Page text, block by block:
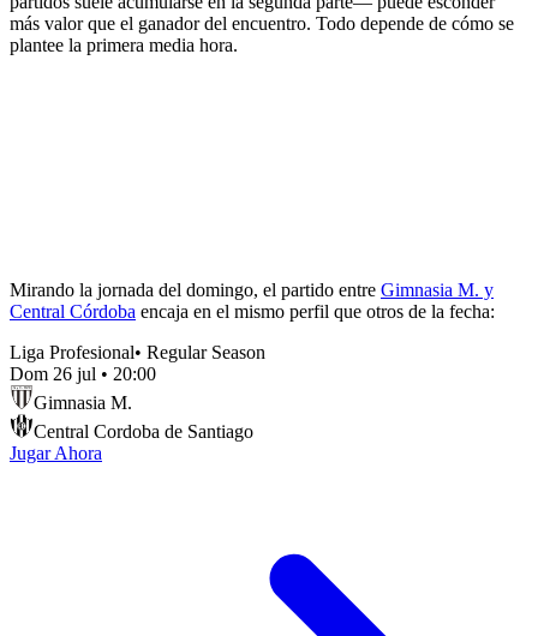
más valor que el ganador del encuentro. Todo depende de cómo se
plantee la primera media hora.
Mirando la jornada del domingo, el partido entre Gimnasia M. y
Central Córdoba encaja en el mismo perfil que otros de la fecha:
Liga Profesional• Regular Season
Dom 26 jul • 20:00
Gimnasia M.
Central Cordoba de Santiago
Jugar Ahora